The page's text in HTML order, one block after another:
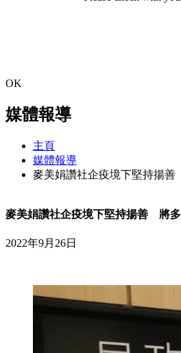
OK
媒體報導
主頁
媒體報導
麥美娟讚社企疫境下堅持揚
麥美娟讚社企疫境下堅持揚善 將
2022年9月26日